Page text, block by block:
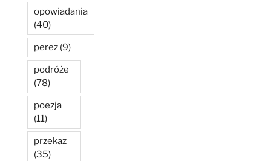
opowiadania
(40)
perez (9)
podróże
(78)
poezja
(11)
przekaz
(35)